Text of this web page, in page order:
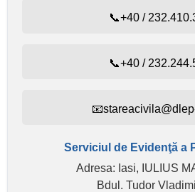
📞+40 /
📞+40 /
Serviciul de Evidenţă a
Adresa: Iasi, IULIUS
Bdul. Tudor